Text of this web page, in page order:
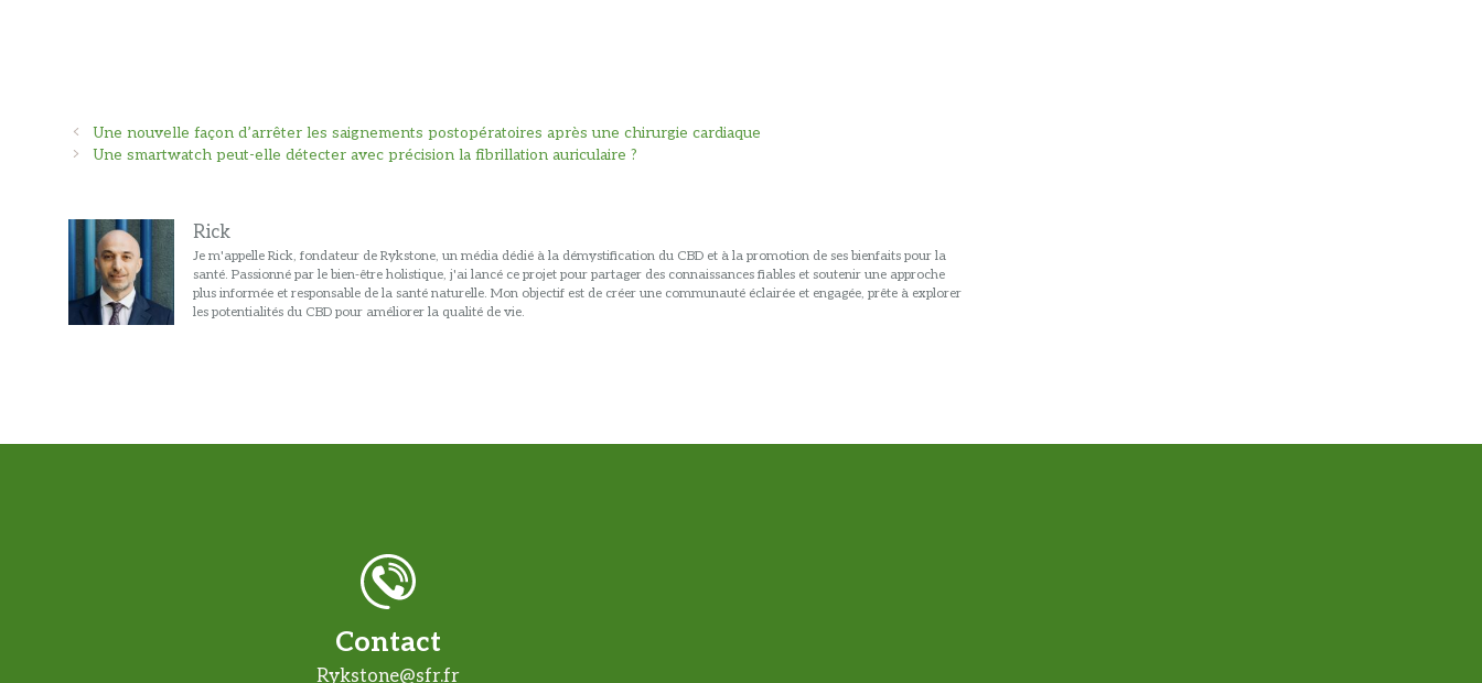
Navigation
des
Une nouvelle façon d’arrêter les saignements postopératoires après une chirurgie cardiaque
Une smartwatch peut-elle détecter avec précision la fibrillation auriculaire ?
Rick
Je m'appelle Rick, fondateur de Rykstone, un média dédié à la démystification du CBD et à la promotion de ses bienfaits pour la
santé. Passionné par le bien-être holistique, j'ai lancé ce projet pour partager des connaissances fiables et soutenir une approche
plus informée et responsable de la santé naturelle. Mon objectif est de créer une communauté éclairée et engagée, prête à explorer
les potentialités du CBD pour améliorer la qualité de vie.
Contact
Rykstone@sfr.fr